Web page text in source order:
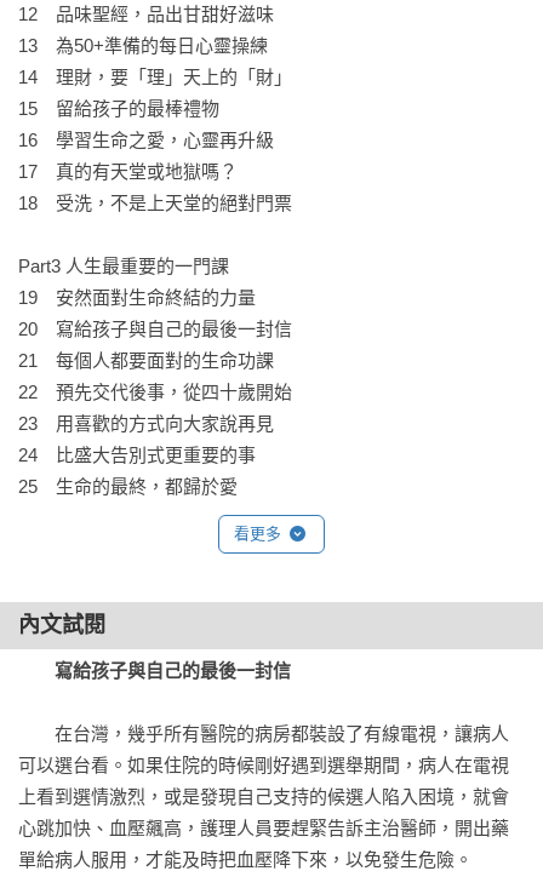
12　品味聖經，品出甘甜好滋味
13　為50+準備的每日心靈操練
14　理財，要「理」天上的「財」
15　留給孩子的最棒禮物
16　學習生命之愛，心靈再升級
17　真的有天堂或地獄嗎？
18　受洗，不是上天堂的絕對門票
Part3 人生最重要的一門課
19　安然面對生命終結的力量
20　寫給孩子與自己的最後一封信
21　每個人都要面對的生命功課
22　預先交代後事，從四十歲開始
23　用喜歡的方式向大家說再見
24　比盛大告別式更重要的事
25　生命的最終，都歸於愛
看更多
內文試閱
寫給孩子與自己的最後一封信
在台灣，幾乎所有醫院的病房都裝設了有線電視，讓病人
可以選台看。如果住院的時候剛好遇到選舉期間，病人在電視
上看到選情激烈，或是發現自己支持的候選人陷入困境，就會
心跳加快、血壓飆高，護理人員要趕緊告訴主治醫師，開出藥
單給病人服用，才能及時把血壓降下來，以免發生危險。